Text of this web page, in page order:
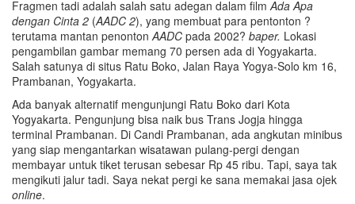
Fragmen tadi adalah salah satu adegan dalam filmAda Apa
dengan Cinta 2 (AADC 2), yang membuat para pentonton ?
terutama mantan penontonAADC pada 2002? baper. Lokasi
pengambilan gambar memang 70 persen ada di Yogyakarta.
Salah satunya di situs Ratu Boko, Jalan Raya Yogya-Solo km 16,
Prambanan, Yogyakarta.
Ada banyak alternatif mengunjungi Ratu Boko dari Kota
Yogyakarta. Pengunjung bisa naik bus Trans Jogja hingga
terminal Prambanan. Di Candi Prambanan, ada angkutan minibus
yang siap mengantarkan wisatawan pulang-pergi dengan
membayar untuk tiket terusan sebesar Rp 45 ribu. Tapi, saya tak
mengikuti jalur tadi. Saya nekat pergi ke sana memakai jasa ojek
online.